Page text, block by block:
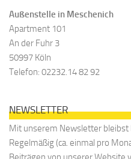
Außenstelle in Meschenich
Apartment 101
An der Fuhr 3
50997 Köln
Telefon: 02232.14 82 92
NEWSLETTER
Mit unserem Newsletter bleibst
Regelmäßig (ca. einmal pro